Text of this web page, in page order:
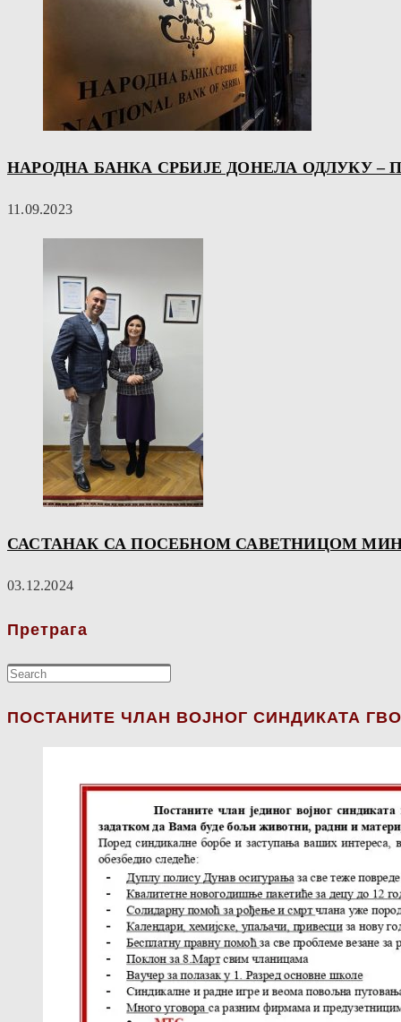
НАРОДНА БАНКА СРБИЈЕ ДОНЕЛА ОДЛУКУ
11.09.2023
САСТАНАК СА ПОСЕБНОМ САВЕТНИЦОМ
03.12.2024
Претрага
ПОСТАНИТЕ ЧЛАН ВОЈНОГ СИНДИКАТА